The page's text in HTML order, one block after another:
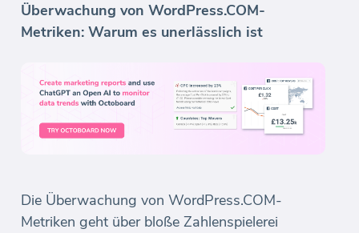
Überwachung von WordPress.COM-
Metriken: Warum es unerlässlich ist
Die Überwachung von WordPress.COM-
Metriken geht über bloße Zahlenspielerei